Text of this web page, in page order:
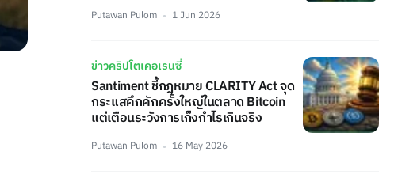
Putawan Pulom 1 Jun 2026
ข่าวคริปโตเคอเรนซี่
Santiment ชี้กฎหมาย CLARITY Act จุด
กระแสคึกคักครั้งใหญ่ในตลาด Bitcoin
แต่เตือนระวังการเก็งกำไรเกินจริง
Putawan Pulom 16 May 2026